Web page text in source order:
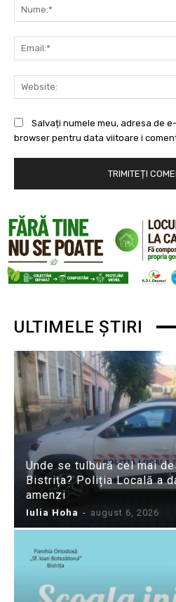
Salvați numele meu, adresa de
browser pentru data viitoare i
ULTIMELE ȘTIRI
Unde se tulbură cel mai
Bistrița? Poliția Locală a
amenzi
Iulia Hoha - august 6, 2026